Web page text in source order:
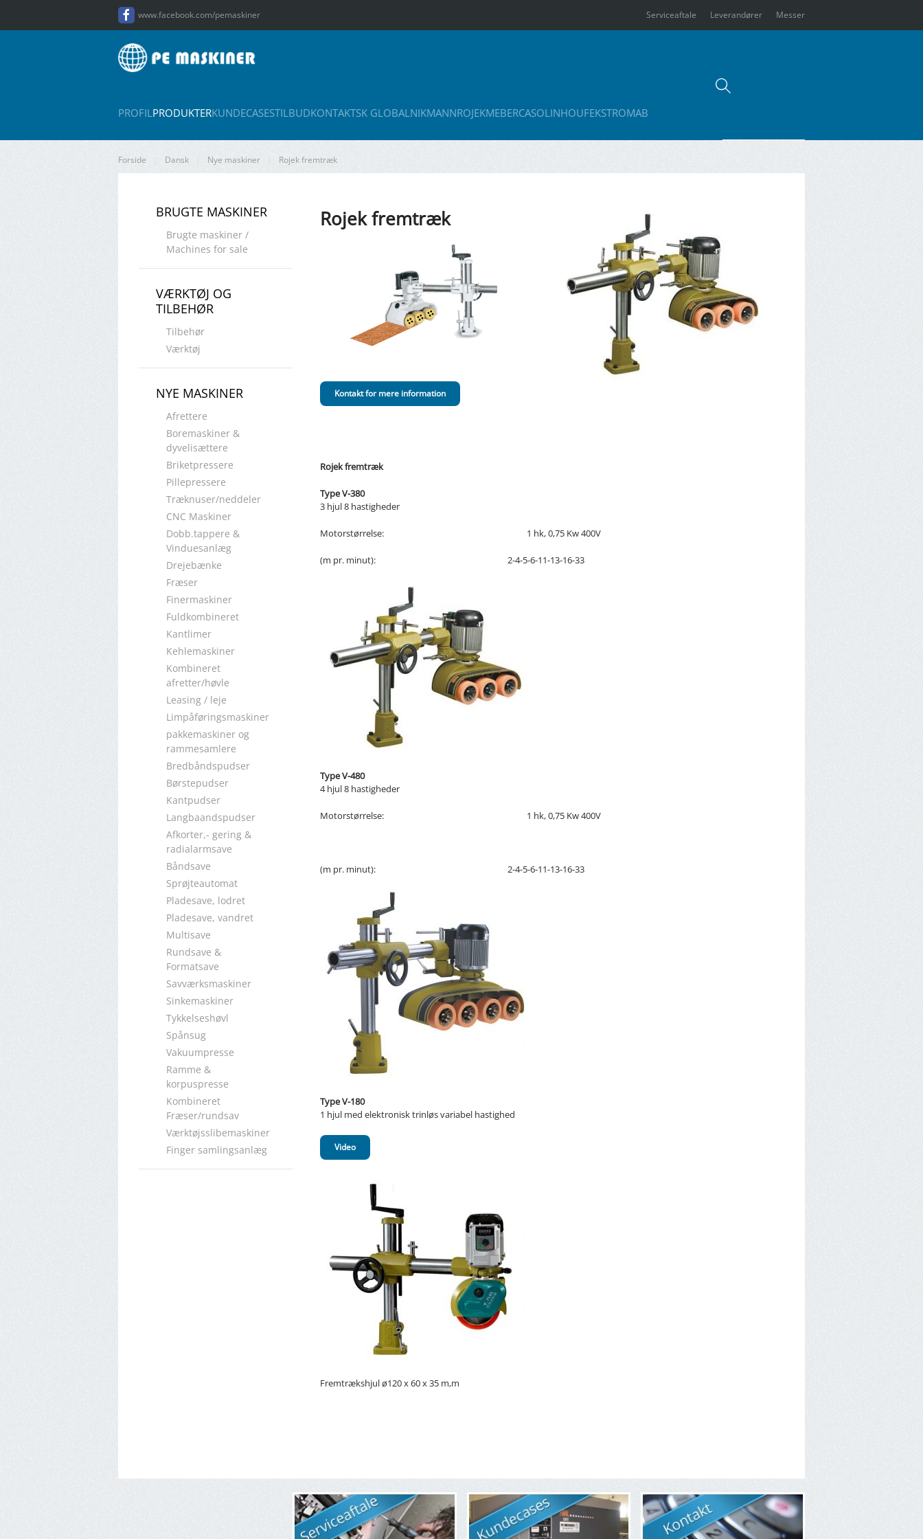
www.facebook.com/pemaskiner Serviceaftale Leverandører Messer
PROFILPRODUKTERKUNDECASESTILBUDKONTAKTSK GLOBALNIKMANNROJEKMEBERCASOLINHOUFEKSTROMAB
Forside Dansk Nye maskiner Rojek fremtræk
BRUGTE MASKINER
Brugte maskiner /
Machines for sale
VÆRKTØJ OG
TILBEHØR
Tilbehør
Værktøj
NYE MASKINER
Afrettere
Boremaskiner &
dyvelisættere
Briketpressere
Pillepressere
Træknuser/neddeler
CNC Maskiner
Dobb.tappere &
Vinduesanlæg
Drejebænke
Fræser
Finermaskiner
Fuldkombineret
Kantlimer
Kehlemaskiner
Kombineret
afretter/høvle
Leasing / leje
Limpåføringsmaskiner
pakkemaskiner og
rammesamlere
Bredbåndspudser
Børstepudser
Kantpudser
Langbaandspudser
Afkorter,- gering &
radialarmsave
Båndsave
Sprøjteautomat
Pladesave, lodret
Pladesave, vandret
Multisave
Rundsave &
Formatsave
Savværksmaskiner
Sinkemaskiner
Tykkelseshøvl
Spånsug
Vakuumpresse
Ramme &
korpuspresse
Kombineret
Fræser/rundsav
Værktøjsslibemaskiner
Finger samlingsanlæg
Rojek fremtræk
Kontakt for mere information
Rojek fremtræk
Type V-380
3 hjul 8 hastigheder
Motorstørrelse: 1 hk, 0,75 Kw 400V
(m pr. minut): 2-4-5-6-11-13-16-33
Type V-480
4 hjul 8 hastigheder
Motorstørrelse: 1 hk, 0,75 Kw 400V
(m pr. minut): 2-4-5-6-11-13-16-33
Type V-180
1 hjul med elektronisk trinløs variabel hastighed
Video
Fremtrækshjul ø120 x 60 x 35 m,m